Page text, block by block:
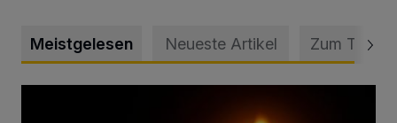
Meistgelesen Neueste Artikel Zum Thema